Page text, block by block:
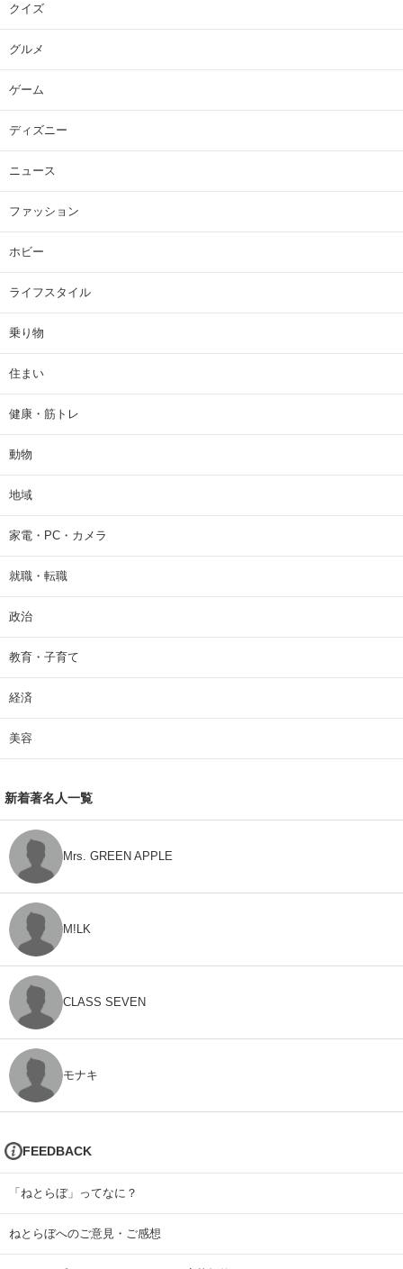
クイズ
グルメ
ゲーム
ディズニー
ニュース
ファッション
ホビー
ライフスタイル
乗り物
住まい
健康・筋トレ
動物
地域
家電・PC・カメラ
就職・転職
政治
教育・子育て
経済
美容
新着著名人一覧
Mrs. GREEN APPLE
M!LK
CLASS SEVEN
モナキ
FEEDBACK
「ねとらぼ」ってなに？
ねとらぼへのご意見・ご感想